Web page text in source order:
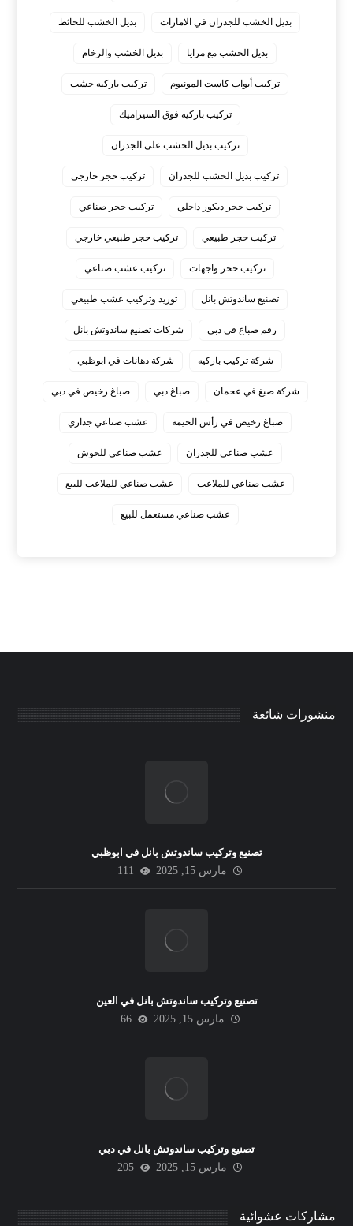
بديل الخشب للجدران في الامارات بديل الخشب للحائط
بديل الخشب مع مرايا بديل الخشب والرخام
تركيب أبواب كاست المونيوم تركيب باركيه خشب
تركيب باركيه فوق السيراميك
تركيب بديل الخشب على الجدران
تركيب بديل الخشب للجدران تركيب حجر خارجي
تركيب حجر ديكور داخلي تركيب حجر صناعي
تركيب حجر طبيعي تركيب حجر طبيعي خارجي
تركيب حجر واجهات تركيب عشب صناعي
تصنيع ساندوتش بانل توريد وتركيب عشب طبيعي
رقم صباغ في دبي شركات تصنيع ساندوتش بانل
شركة تركيب باركيه شركة دهانات في ابوظبي
شركة صبغ في عجمان صباغ دبي صباغ رخيص في دبي
صباغ رخيص في رأس الخيمة عشب صناعي جداري
عشب صناعي للجدران عشب صناعي للحوش
عشب صناعي للملاعب عشب صناعي للملاعب للبيع
عشب صناعي مستعمل للبيع
منشورات شائعة
تصنيع وتركيب ساندوتش بانل في ابوظبي
مارس 15, 2025
111
تصنيع وتركيب ساندوتش بانل في العين
مارس 15, 2025
66
تصنيع وتركيب ساندوتش بانل في دبي
مارس 15, 2025
205
مشاركات عشوائية